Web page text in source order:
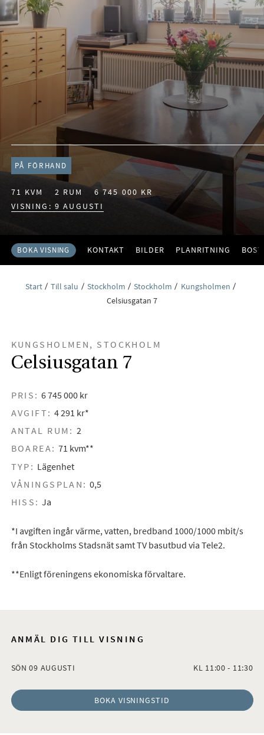
PÅ FÖRHAND
71 KVM 2 RUM
6 745 000 KR
VISNING: 9 AUGUSTI
BOKA VISNING KONTAKT BILDER PLANRITNING
Start Till salu Stockholm Stockholm
Kungsholmen
Celsiusgatan 7
KUNGSHOLMEN, STOCKHOLM
Celsiusgatan 7
PRIS: 6 745 000 kr
AVGIFT: 4 291 kr*
ANTAL RUM: 2
BOAREA: 71 kvm**
TYP: Lägenhet
VÅNINGSPLAN: 0,5
HISS: Ja
*I avgiften ingår värme, vatten, bredband 1000/1000 mbit/s
från Stockholms Stadsnät samt TV basutbud via Tele2.
**Enligt föreningens ekonomiska förvaltare.
ANMÄL DIG TILL VISNING
SÖN 09 AUGUSTI KL 11:00 - 11:30
BOKA VISNINGSTID